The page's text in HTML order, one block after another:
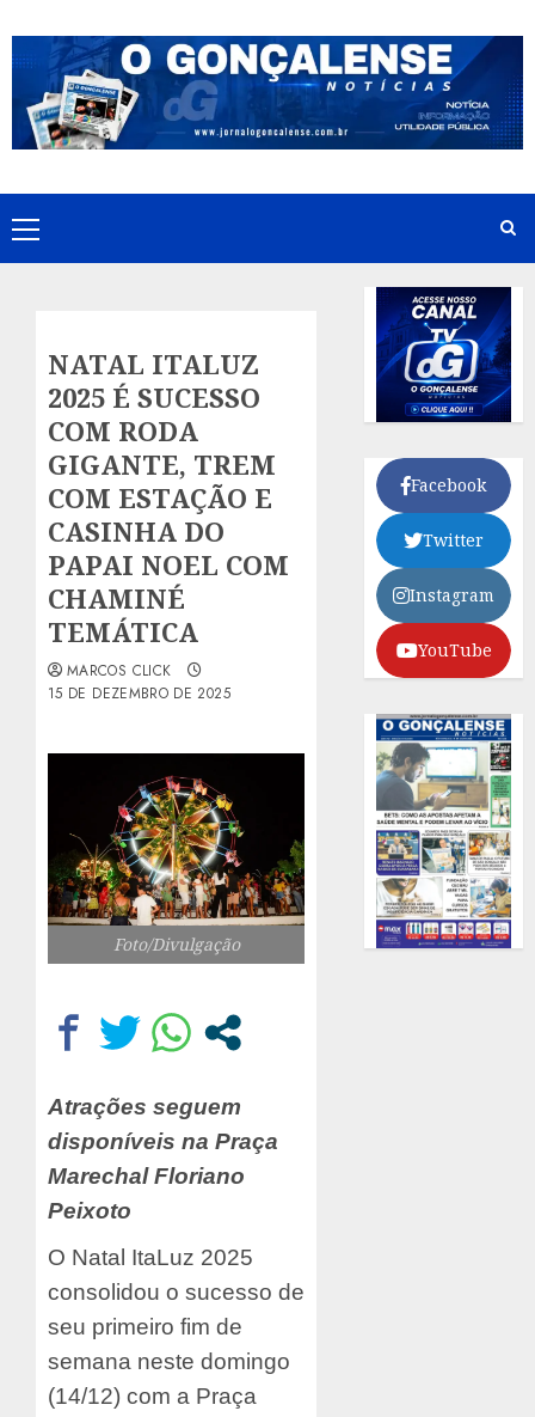
to
content
Primary
Menu
NATAL ITALUZ
2025 É SUCESSO
COM RODA
GIGANTE, TREM
COM ESTAÇÃO E
CASINHA DO
PAPAI NOEL COM
CHAMINÉ
TEMÁTICA
MARCOS CLICK
15 DE DEZEMBRO DE 2025
Foto/Divulgação
Atrações seguem
disponíveis na Praça
Marechal Floriano
Peixoto
O Natal ItaLuz 2025
consolidou o sucesso de
seu primeiro fim de
semana neste domingo
(14/12) com a Praça
Facebook
Twitter
Instagram
YouTube